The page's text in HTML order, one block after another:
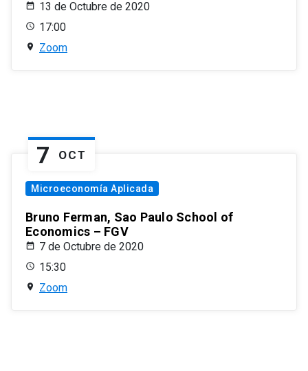
13 de Octubre de 2020
17:00
Zoom
7 OCT
Microeconomía Aplicada
Bruno Ferman, Sao Paulo School of
Economics – FGV
7 de Octubre de 2020
15:30
Zoom